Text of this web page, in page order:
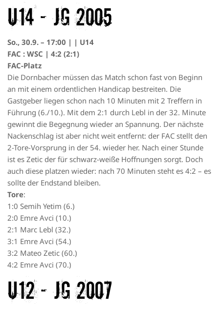
U14 – JG 2005
So., 30.9. – 17:00 | | U14
FAC : WSC | 4:2 (2:1)
FAC-Platz
Die Dornbacher müssen das Match schon fast von Beginn
an mit einem ordentlichen Handicap bestreiten. Die
Gastgeber liegen schon nach 10 Minuten mit 2 Treffern in
Führung (6./10.). Mit dem 2:1 durch Lebl in der 32. Minute
gewinnt die Begegnung wieder an Spannung. Der nächste
Nackenschlag ist aber nicht weit entfernt: der FAC stellt den
2-Tore-Vorsprung in der 54. wieder her. Nach einer Stunde
ist es Zetic der für schwarz-weiße Hoffnungen sorgt. Doch
auch diese platzen wieder: nach 70 Minuten steht es 4:2 – es
sollte der Endstand bleiben.
Tore:
1:0 Semih Yetim (6.)
2:0 Emre Avci (10.)
2:1 Marc Lebl (32.)
3:1 Emre Avci (54.)
3:2 Mateo Zetic (60.)
4:2 Emre Avci (70.)
U12 – JG 2007